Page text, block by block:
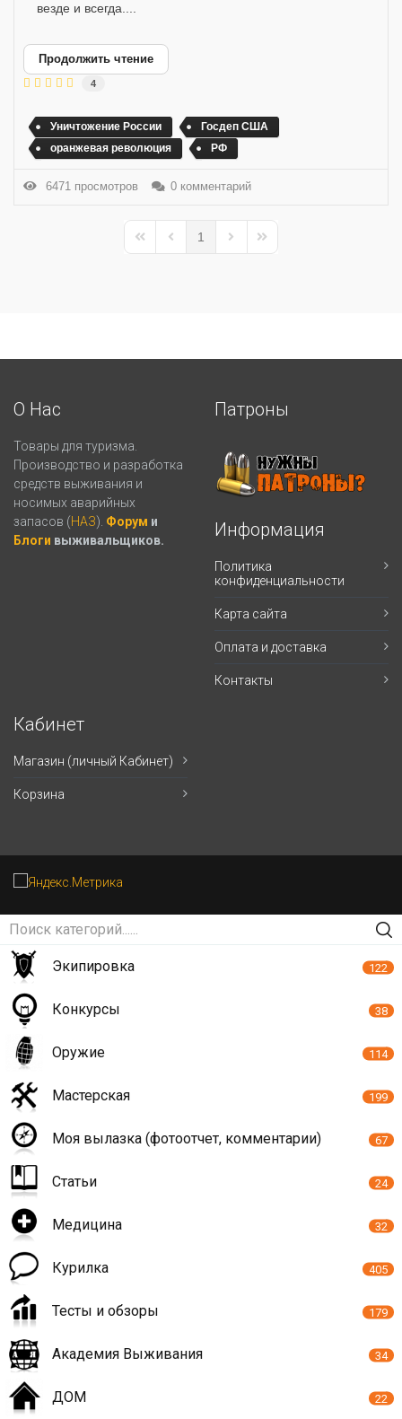
везде и всегда....
Продолжить чтение
4
Уничтожение России
Госдеп США
оранжевая революция
РФ
6471 просмотров 0 комментарий
First PagePrevious Page
1
Next PageLast Page
О Нас
Товары для туризма.
Производство и разработка
средств выживания и
носимых аварийных
запасов (НАЗ). Форум и
Блоги выживальщиков.
Патроны
Информация
Политика
конфиденциальности
Карта сайта
Оплата и доставка
Контакты
Кабинет
Магазин (личный Кабинет)
Корзина
Экипировка 122
Конкурсы 38
Оружие 114
Мастерская 199
Моя вылазка (фотоотчет, комментарии) 67
Статьи 24
Медицина 32
Курилка 405
Тесты и обзоры 179
Академия Выживания 34
ДОМ 22